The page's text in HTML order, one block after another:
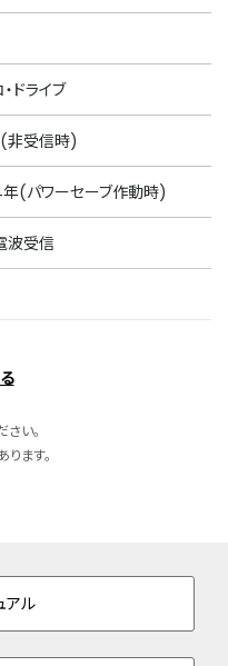
ドライブ
非受信時)
(パワーセーブ作動時)
波受信
ニウム
シュタイプ
い。
ます。
アル